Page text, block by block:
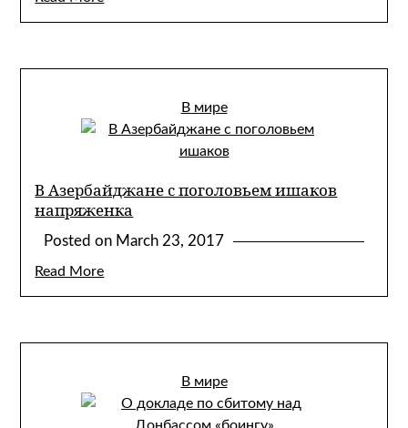
В мире
В Азербайджане с поголовьем ишаков
напряженка
Posted on March 23, 2017
Read More
В мире